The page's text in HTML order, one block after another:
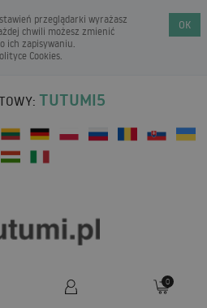
przeglądarki wyrażasz
chwili możesz zmienić
ich zapisywaniu.
Cookies.
OK
TUTUMI5
0